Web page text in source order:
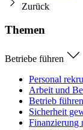
Zurück
Themen
Betriebe führen
Personal
Arbeit und
Betrieb
Sicherheit
Finanzierung